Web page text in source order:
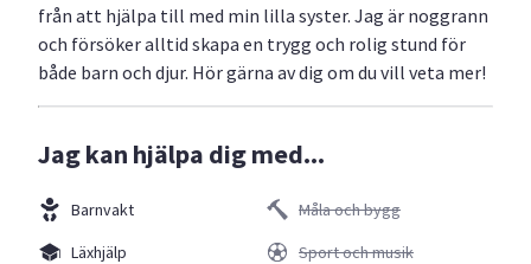
från att hjälpa till med min lilla syster. Jag är noggrann
och försöker alltid skapa en trygg och rolig stund för
både barn och djur. Hör gärna av dig om du vill veta mer!
Jag kan hjälpa dig med...
Barnvakt
Läxhjälp
Måla och bygg
Sport och musik